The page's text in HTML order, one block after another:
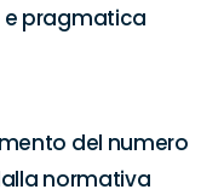
e pragmatica
del numero
normativa